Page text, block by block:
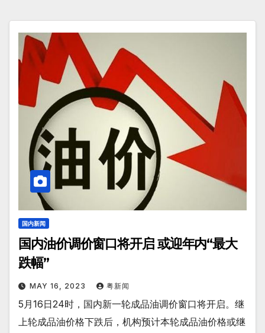
国内新闻
国内油价调价窗口将开启 或迎年内“最大
跌幅”
MAY 16, 2023 粤新闻
5月16日24时，国内新一轮成品油调价窗口将开启。继
上轮成品油价格下跌后，机构预计本轮成品油价格或继